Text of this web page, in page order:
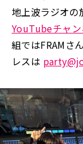
地上波ラジオの
YouTubeチャン
組ではFRAMさ
レスは